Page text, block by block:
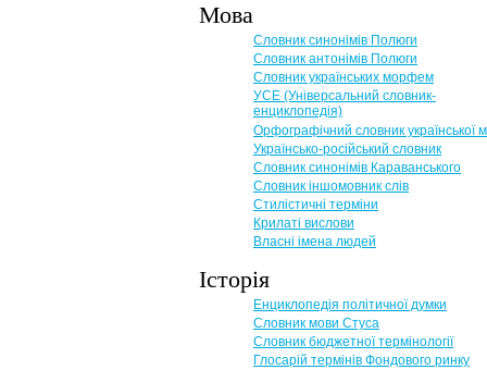
Мова
Словник синонімів Полюги
Словник антонімів Полюги
Словник українських морфем
УСЕ (Універсальний словник-
енциклопедія)
Орфографічний словник української
Українсько-російський словник
Словник синонімів Караванського
Словник іншомовник слів
Стилістичні терміни
Крилаті вислови
Власні імена людей
Історія
Енциклопедія політичної думки
Словник мови Стуса
Словник бюджетної термінології
Глосарій термінів Фондового ринку